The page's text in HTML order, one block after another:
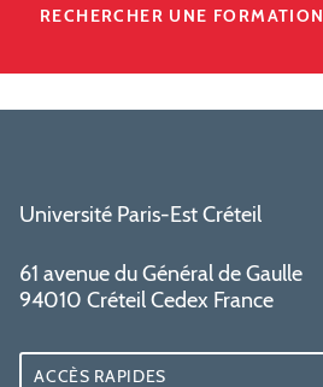
RECHERCHER UNE FORMATION
Université Paris-Est Créteil
61 avenue du Général de Gaulle
94010 Créteil Cedex France
ACCÈS RAPIDES